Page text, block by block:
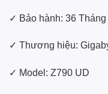
✓ Bảo hành: 36 Tháng
✓ Thương hiệu:
✓ Model: Z790 UD